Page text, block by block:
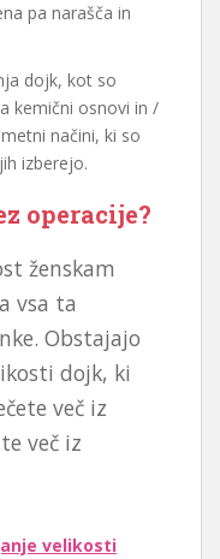
pa narašča in
dojk, kot so
kemični osnovi in /
načini, ki so
izberejo.
operacije?
ženskam
vsa ta
Obstajajo
dojk, ki
več iz
več iz
velikosti